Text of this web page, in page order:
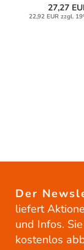
27,27
22,92 EUR zzgl.
Der
liefert
und Infos.
kostenlos